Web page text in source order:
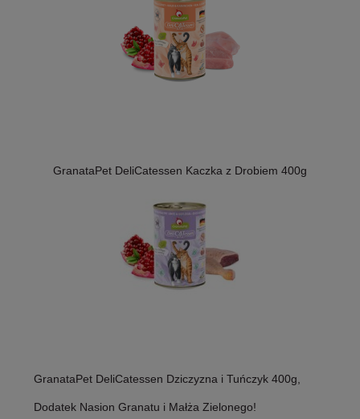
GranataPet DeliCatessen Kaczka z Drobiem 400g
GranataPet DeliCatessen Dziczyzna i Tuńczyk 400g,
Dodatek Nasion Granatu i Małża Zielonego!